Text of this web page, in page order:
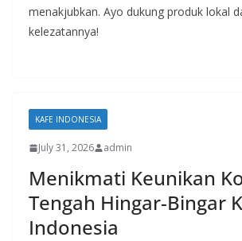
menakjubkan. Ayo dukung produk lokal
kelezatannya!
KAFE INDONESIA
July 31, 2026 admin
Menikmati Keunikan
Tengah Hingar-Bingar
Indonesia